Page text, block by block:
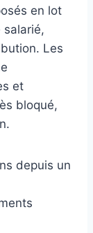
en lot
salarié,
Les
et
bloqué,
depuis un